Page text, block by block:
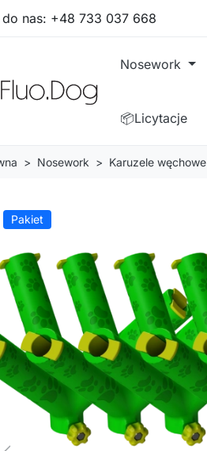
nas: +48 733 037 668
Nosework
📦Licytacje
Nosework Karuzele węchowe
Pakiet